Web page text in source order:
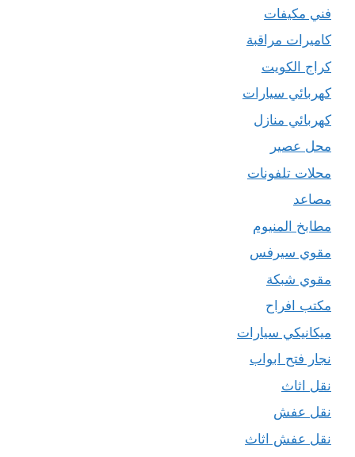
فني مكيفات
كاميرات مراقبة
كراج الكويت
كهربائي سيارات
كهربائي منازل
محل عصير
محلات تلفونات
مصاعد
مطابخ المنيوم
مقوي سيرفس
مقوي شبكة
مكتب افراح
ميكانيكي سيارات
نجار فتح ابواب
نقل اثاث
نقل عفش
نقل عفش اثاث